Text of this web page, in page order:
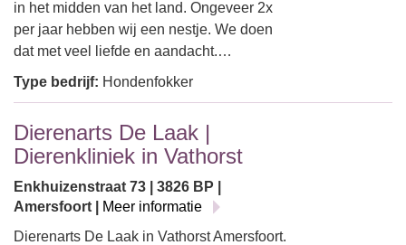
in het midden van het land. Ongeveer 2x
per jaar hebben wij een nestje. We doen
dat met veel liefde en aandacht.…
Type bedrijf: Hondenfokker
Dierenarts De Laak |
Dierenkliniek in Vathorst
Enkhuizenstraat 73 | 3826 BP |
Amersfoort |
Meer informatie
Dierenarts De Laak in Vathorst Amersfoort.